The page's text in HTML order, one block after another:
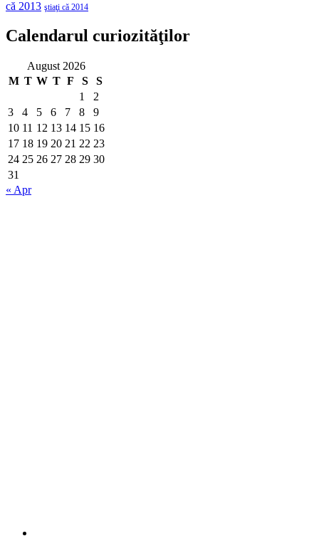
că 2013 ştiaţi că 2014
Calendarul curiozităţilor
August 2026
M T W T F S
S
1
2
3
4 5 6 7 8
9
10 11 12 13 14 15 16
17 18 19 20 21 22 23
24 25 26 27 28 29 30
31
« Apr